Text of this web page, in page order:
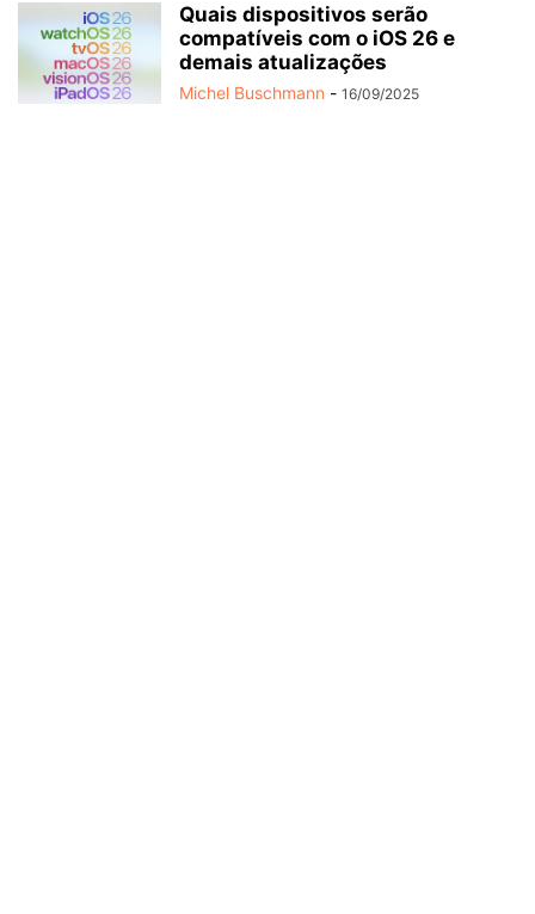
Quais dispositivos serão
compatíveis com o iOS 26 e
demais atualizações
Michel Buschmann - 16/09/2025